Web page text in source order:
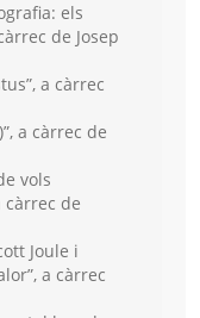
els
de Josep
a càrrec
a càrrec de
vols
càrrec de
Joule i
a càrrec